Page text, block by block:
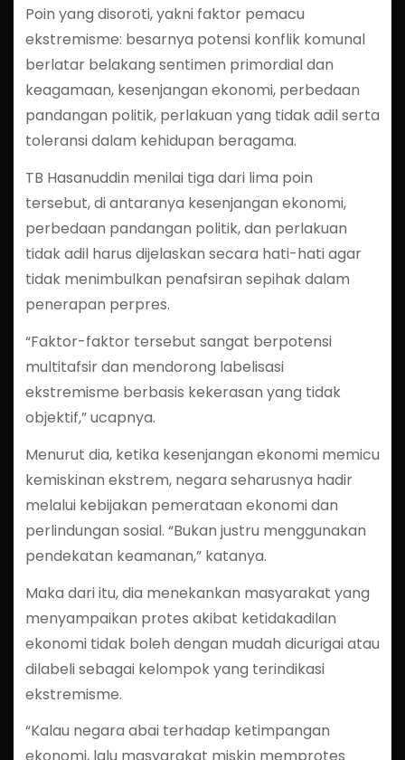
Poin yang disoroti, yakni faktor pemacu
ekstremisme: besarnya potensi konflik komunal
berlatar belakang sentimen primordial dan
keagamaan, kesenjangan ekonomi, perbedaan
pandangan politik, perlakuan yang tidak adil serta
toleransi dalam kehidupan beragama.
TB Hasanuddin menilai tiga dari lima poin
tersebut, di antaranya kesenjangan ekonomi,
perbedaan pandangan politik, dan perlakuan
tidak adil harus dijelaskan secara hati-hati agar
tidak menimbulkan penafsiran sepihak dalam
penerapan perpres.
“Faktor-faktor tersebut sangat berpotensi
multitafsir dan mendorong labelisasi
ekstremisme berbasis kekerasan yang tidak
objektif,” ucapnya.
Menurut dia, ketika kesenjangan ekonomi memicu
kemiskinan ekstrem, negara seharusnya hadir
melalui kebijakan pemerataan ekonomi dan
perlindungan sosial. “Bukan justru menggunakan
pendekatan keamanan,” katanya.
Maka dari itu, dia menekankan masyarakat yang
menyampaikan protes akibat ketidakadilan
ekonomi tidak boleh dengan mudah dicurigai atau
dilabeli sebagai kelompok yang terindikasi
ekstremisme.
“Kalau negara abai terhadap ketimpangan